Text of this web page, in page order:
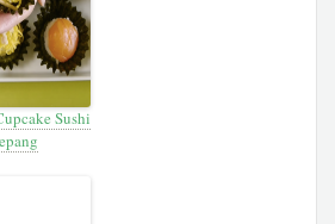
Sushi